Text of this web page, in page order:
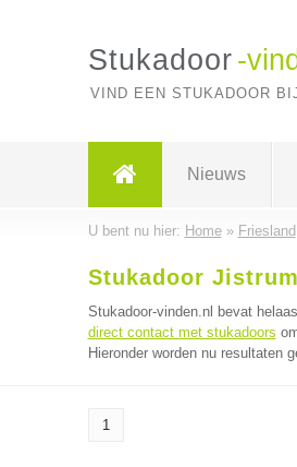
Stukadoor -
VIND EEN STUKADOOR
Nieuws
U bent nu hier: Home» Friesland
Stukadoor Jistrum
Stukadoor-vinden.nl bevat
direct contact met stukadoors
Hieronder worden nu resultaten
1